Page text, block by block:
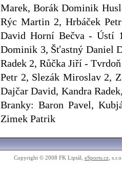
Marek, Borák Dominik
Rýc Martin 2, Hrbáček
David Horní Bečva - Ústí
Dominik 3, Šťastný Daniel
Radek 2, Růčka Jiří -
Petr 2, Slezák Miroslav 2,
Dajčar David, Kandra
Branky: Baron Pavel,
Zimek Patrik
Copyright © 2008 FK Liptál, eSports.cz,